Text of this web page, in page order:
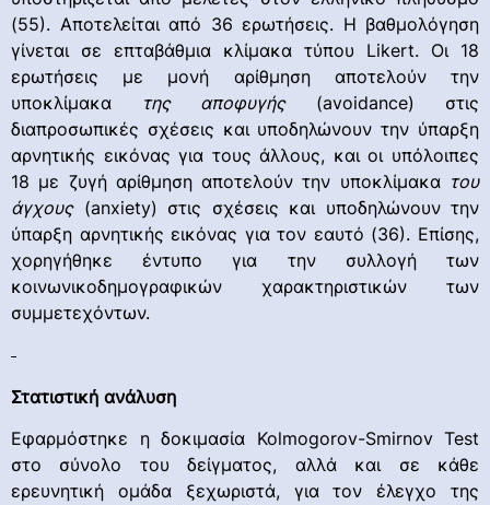
(55). Αποτελείται από 36 ερωτήσεις. Η βαθμολόγηση
γίνεται σε επταβάθμια κλίμακα τύπου Likert. Οι 18
ερωτήσεις με μονή αρίθμηση αποτελούν την
υποκλίμακα της αποφυγής(avoidance) στις
διαπροσωπικές σχέσεις και υποδηλώνουν την ύπαρξη
αρνητικής εικόνας για τους άλλους, και οι υπόλοιπες
18 με ζυγή αρίθμηση αποτελούν την υποκλίμακα του
άγχους(anxiety) στις σχέσεις και υποδηλώνουν την
ύπαρξη αρνητικής εικόνας για τον εαυτό (36). Επίσης,
χορηγήθηκε έντυπο για την συλλογή των
κοινωνικοδημογραφικών χαρακτηριστικών των
συμμετεχόντων.
Στατιστική ανάλυση
Εφαρμόστηκε η δοκιμασία Kolmogorov-Smirnov Test
στο σύνολο του δείγματος, αλλά και σε κάθε
ερευνητική ομάδα ξεχωριστά, για τον έλεγχο της